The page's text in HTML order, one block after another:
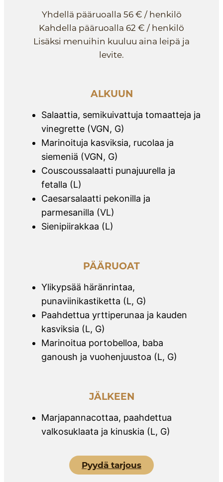
Yhdellä pääruoalla 56 € / henkilö
Kahdella pääruoalla 62 € / henkilö
Lisäksi menuihin kuuluu aina leipä ja
levite.
ALKUUN
Salaattia, semikuivattuja tomaatteja ja
vinegrette (VGN, G)
Marinoituja kasviksia, rucolaa ja
siemeniä (VGN, G)
Couscoussalaatti punajuurella ja
fetalla (L)
Caesarsalaatti pekonilla ja
parmesanilla (VL)
Sienipiirakkaa (L)
PÄÄRUOAT
Ylikypsää häränrintaa,
punaviinikastiketta (L, G)
Paahdettua yrttiperunaa ja kauden
kasviksia (L, G)
Marinoitua portobelloa, baba
ganoush ja vuohenjuustoa (L, G)
JÄLKEEN
Marjapannacottaa, paahdettua
valkosuklaata ja kinuskia (L, G)
Pyydä tarjous